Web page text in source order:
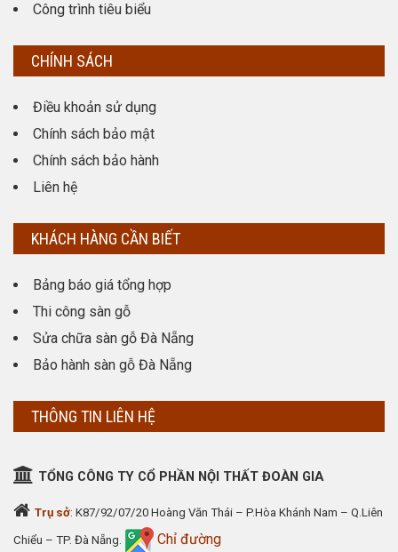
Công trình tiêu biểu
CHÍNH SÁCH
Điều khoản sử dụng
Chính sách bảo mật
Chính sách bảo hành
Liên hệ
KHÁCH HÀNG CẦN BIẾT
Bảng báo giá tổng hợp
Thi công sàn gỗ
Sửa chữa sàn gỗ Đà Nẵng
Bảo hành sàn gỗ Đà Nẵng
THÔNG TIN LIÊN HỆ
TỔNG CÔNG TY CỔ PHẦN NỘI THẤT ĐOÀN GIA
Trụ sở: K87/92/07/20 Hoàng Văn Thái – P.Hòa Khánh Nam – Q.Liên
Chiểu – TP. Đà Nẵng. Chỉ đường